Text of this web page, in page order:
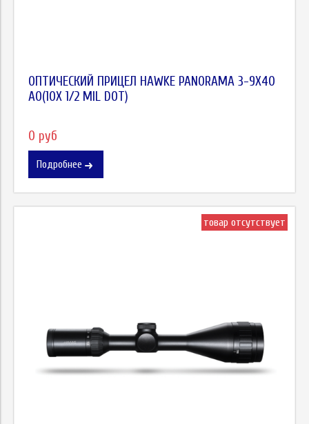
ОПТИЧЕСКИЙ ПРИЦЕЛ HAWKE PANORAMA 3-9X40
AO(10Х 1/2 MIL DOT)
0 руб
Подробнее
товар отсутствует